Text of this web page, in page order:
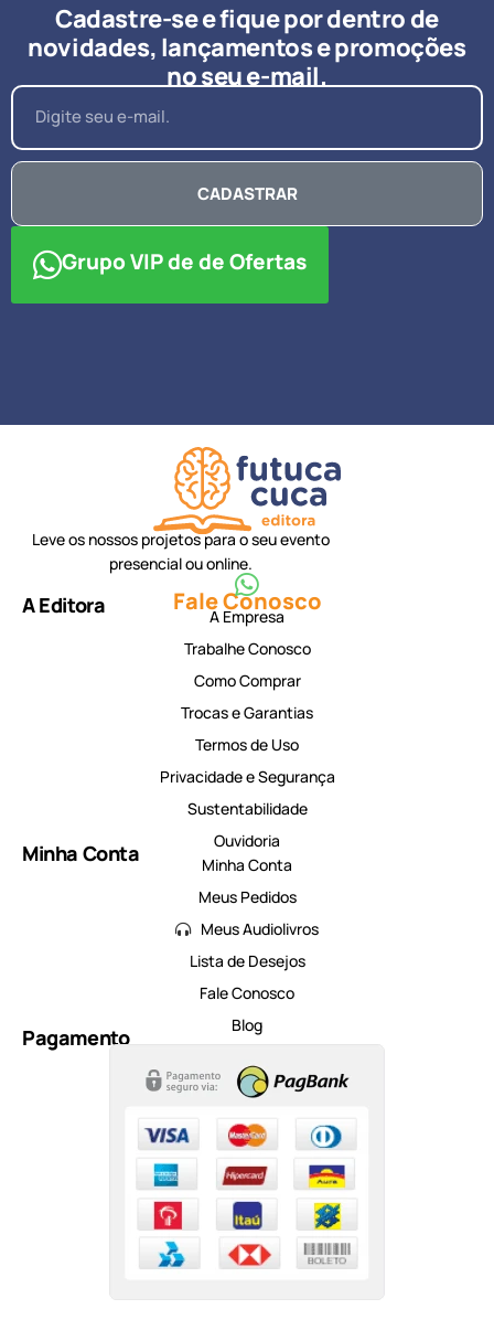
Cadastre-se e fique por dentro de
novidades, lançamentos e promoções
no seu e-mail.
CADASTRAR
Grupo VIP de de Ofertas
Leve os nossos projetos para o seu evento
presencial ou online.
Fale Conosco
A Editora
A Empresa
Trabalhe Conosco
Como Comprar
Trocas e Garantias
Termos de Uso
Privacidade e Segurança
Sustentabilidade
Ouvidoria
Minha Conta
Minha Conta
Meus Pedidos
Meus Audiolivros
Lista de Desejos
Fale Conosco
Blog
Pagamento